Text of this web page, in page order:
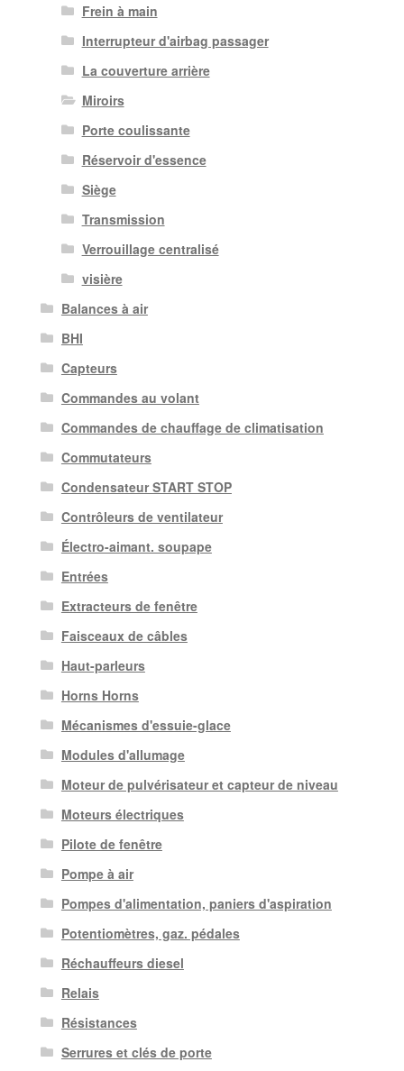
Frein à main
Interrupteur d'airbag passager
La couverture arrière
Miroirs
Porte coulissante
Réservoir d'essence
Siège
Transmission
Verrouillage centralisé
visière
Balances à air
BHI
Capteurs
Commandes au volant
Commandes de chauffage de climatisation
Commutateurs
Condensateur START STOP
Contrôleurs de ventilateur
Électro-aimant. soupape
Entrées
Extracteurs de fenêtre
Faisceaux de câbles
Haut-parleurs
Horns Horns
Mécanismes d'essuie-glace
Modules d'allumage
Moteur de pulvérisateur et capteur de niveau
Moteurs électriques
Pilote de fenêtre
Pompe à air
Pompes d'alimentation, paniers d'aspiration
Potentiomètres, gaz. pédales
Réchauffeurs diesel
Relais
Résistances
Serrures et clés de porte